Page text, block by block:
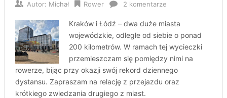
Autor: Michał Rower 2 komentarze
Kraków i Łódź – dwa duże miasta
wojewódzkie, odległe od siebie o ponad
200 kilometrów. W ramach tej wycieczki
przemieszczam się pomiędzy nimi na
rowerze, bijąc przy okazji swój rekord dziennego
dystansu. Zapraszam na relację z przejazdu oraz
krótkiego zwiedzania drugiego z miast.